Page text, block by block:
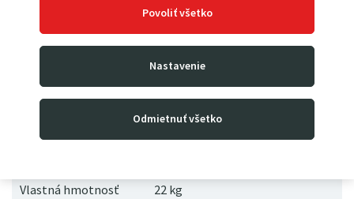
Povoliť všetko
Nastavenie
Odmietnuť všetko
nadvihnutie strojov a zariadení do hmotnosti 3t. Vyznačuje sa
svojou tuhou konštrukciou a vďaka ideálnemu prevodu sa
ľahko obsluhuje. Výhodou hever je sklopná kľučka a praktické
Výrobca
DELTALIFT
Vlastná hmotnosť 22kg